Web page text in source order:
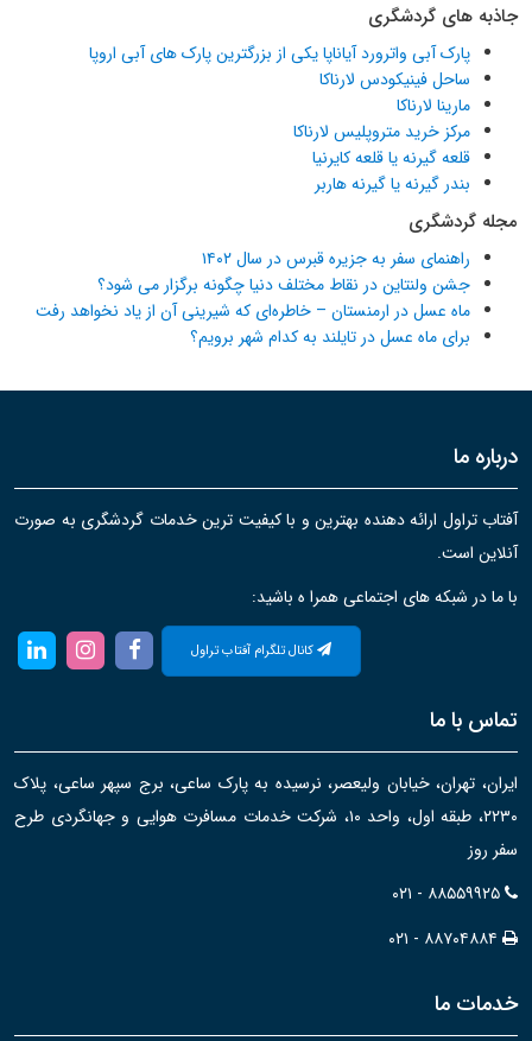
جاذبه های گردشگری
پارک آبی واترورد آیاناپا یکی از بزرگترین پارک های آبی اروپا
ساحل فینیکودس لارناکا
مارینا لارناکا
مرکز خرید متروپلیس لارناکا
قلعه گیرنه یا قلعه کایرنیا
بندر گیرنه یا گیرنه هاربر
مجله گردشگری
راهنمای سفر به جزیره قبرس در سال ۱۴۰۲
جشن ولنتاین در نقاط مختلف دنیا چگونه برگزار می شود؟
ماه عسل در ارمنستان – خاطره‌ای که شیرینی آن از یاد نخواهد رفت
برای ماه عسل در تایلند به کدام شهر برویم؟
درباره ما
آفتاب تراول ارائه دهنده بهترین و با کیفیت ترین خدمات گردشگری به صورت
آنلاین است.
با ما در شبکه های اجتماعی همرا ه باشید:
کانال تلگرام آفتاب تراول
تماس با ما
ایران، تهران، خیابان ولیعصر، نرسیده به پارک ساعی، برج سپهر ساعی، پلاک
۲۲۳۰، طبقه اول، واحد ۱۰، شرکت خدمات مسافرت هوایی و جهانگردی طرح
سفر روز
۰۲۱ - ۸۸۵۵۹۹۲۵
۰۲۱ - ۸۸۷۰۴۸۸۴
خدمات ما